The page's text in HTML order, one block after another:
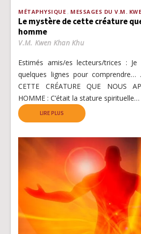
MÉTAPHYSIQUE MESSAGES DU V.M.
Le mystère de cette créature
homme
V.M. Kwen Khan Khu
Estimés amis/es lecteurs/trices :
quelques lignes pour comprendre…
CETTE CRÉATURE QUE NOUS
HOMME : C’était la stature spirituelle…
LIRE PLUS